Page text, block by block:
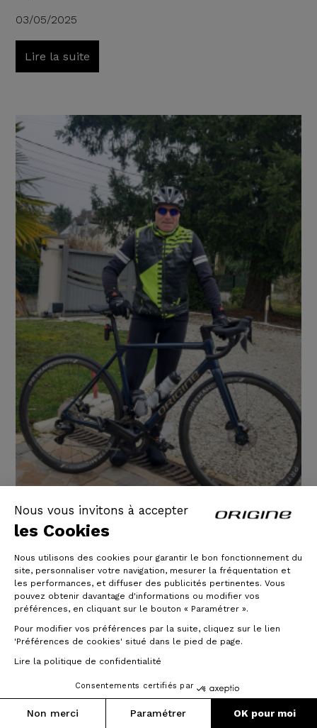
Nous vous invitons à accepter
les Cookies
Nous utilisons des cookies pour garantir le bon fonctionnement du
site, personnaliser votre navigation, mesurer la fréquentation et
les performances, et diffuser des publicités pertinentes. Vous
pouvez obtenir davantage d'informations ou modifier vos
préférences, en cliquant sur le bouton « Paramétrer ».
Pour modifier vos préférences par la suite, cliquez sur le lien
'Préférences de cookies' situé dans le pied de page.
Lire la politique de confidentialité
Consentements certifiés par
Non merci Paramétrer OK pour moi
03/05/2025
Lire la suite
Axxome GTO - Shimano Ultegra
Di2 - Prymahl Orion C35 R
Très bon vélo, réactif. Reste à l essayer en montagne
et voir son comportement en descente.
01/05/2025
Lire la suite